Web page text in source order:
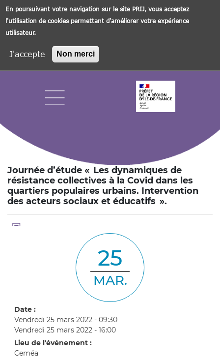
En poursuivant votre navigation sur le site PRIJ, vous acceptez
l'utilisation de cookies permettant d'améliorer votre expérience
utilisateur.
J'accepte Non merci
Journée d’étude « Les dynamiques de
résistance collectives à la Covid dans les
quartiers populaires urbains. Intervention
des acteurs sociaux et éducatifs ».
25
MAR.
Date :
Vendredi 25 mars 2022 - 09:30
Vendredi 25 mars 2022 - 16:00
Lieu de l'événement :
Ceméa